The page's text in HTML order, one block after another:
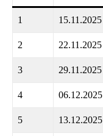
1 15.11.2025
2 22.11.2025
3 29.11.2025
4 06.12.2025
5 13.12.2025